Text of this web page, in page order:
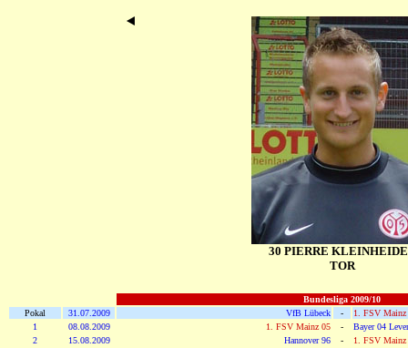
30 PIERRE
TOR
Bundesliga 2009/10
Pokal
31.07.2009 VfB Lübeck -
1. FSV Mainz
1
08.08.2009 1. FSV Mainz 05 -
Bayer 04
2
15.08.2009 Hannover 96 -
1. FSV Mainz